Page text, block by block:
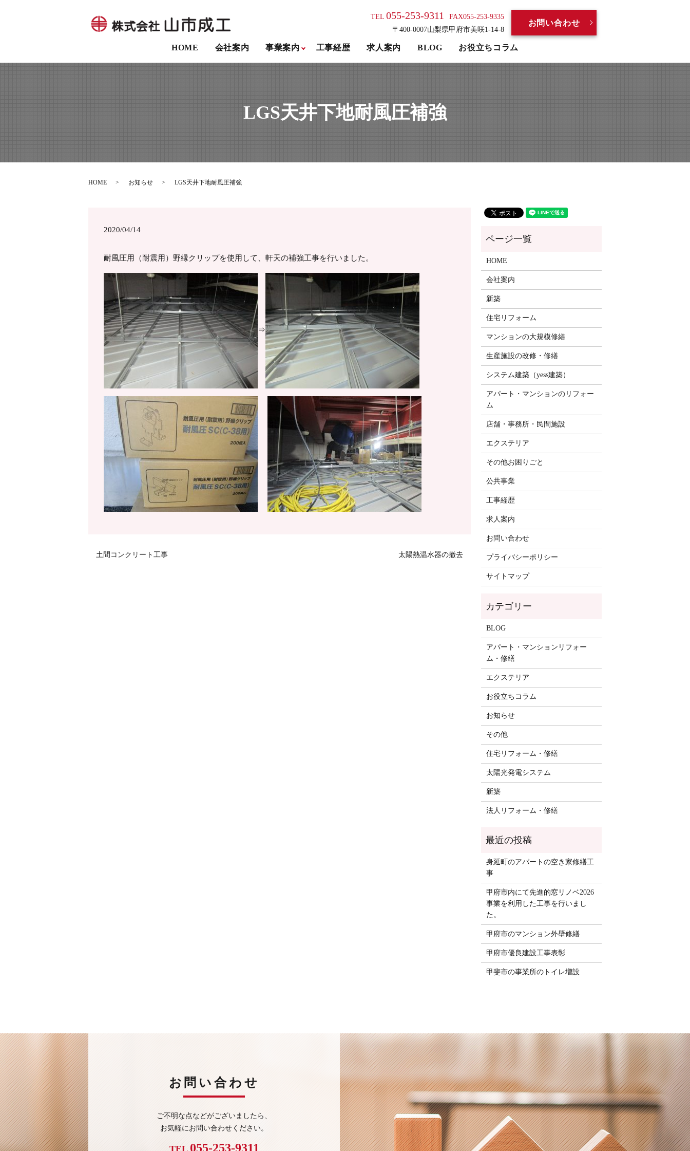
HOME 会社案内 事業案内 工事経歴 求人案内 BLOG お役立ちコラム
TEL055-253-9311
FAX055-253-9335
〒400-0007山梨県甲府市美咲1-14-8
お問い合わせ
LGS天井下地耐風圧補強
HOME お知らせ LGS天井下地耐風圧補強
2020/04/14
耐風圧用（耐震用）野縁クリップを使用して、軒天の補強工事を行いました。
⇒
土間コンクリート工事 太陽熱温水器の撤去
HOME
会社案内
新築
住宅リフォーム
マンションの大規模修繕
生産施設の改修・修繕
システム建築（yess建築）
アパート・マンションのリフォー
ム
店舗・事務所・民間施設
エクステリア
その他お困りごと
公共事業
工事経歴
求人案内
お問い合わせ
プライバシーポリシー
サイトマップ
BLOG
アパート・マンションリフォー
ム・修繕
エクステリア
お役立ちコラム
お知らせ
その他
住宅リフォーム・修繕
太陽光発電システム
新築
法人リフォーム・修繕
身延町のアパートの空き家修繕工
事
甲府市内にて先進的窓リノベ2026
事業を利用した工事を行いまし
た。
甲府市のマンション外壁修繕
甲府市優良建設工事表彰
甲斐市の事業所のトイレ増設
お問い合わせ
ご不明な点などがございましたら、
お気軽にお問い合わせください。
TEL 055-253-9311